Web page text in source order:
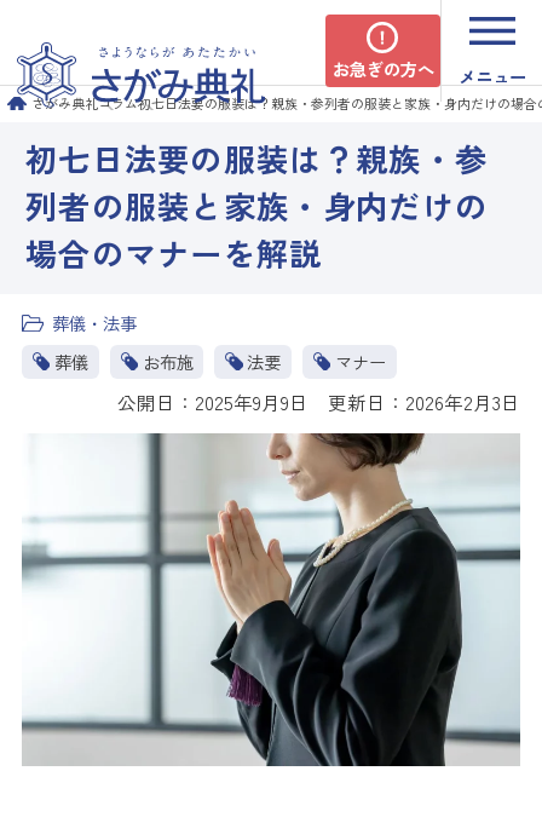
お急ぎの方へ メニュー
さがみ典礼コラム初七日法要の服装は？親族・参列者の服装と家族・身内だけの場
初七日法要の服装は？親族・参
列者の服装と家族・身内だけの
場合のマナーを解説
葬儀・法事
葬儀
お布施 法要 マナー
公開日：2025年9月9日 更新日：2026年2月3日